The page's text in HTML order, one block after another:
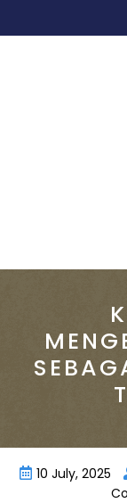
10 July, 2025